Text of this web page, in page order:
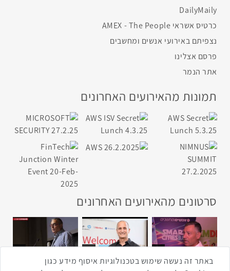
DailyMaily
כרטיס אשראי AMEX - The People
נצפיתם באירועי אנשים ומחשבים
פרסם אצלינו
אתר הנמר
תמונות מהאירועים האחרונים
סרטונים מהאירועים האחרונים
4:00
2:33
1:43
באתר זה נעשה שימוש בטכנולוגיות איסוף מידע כגון